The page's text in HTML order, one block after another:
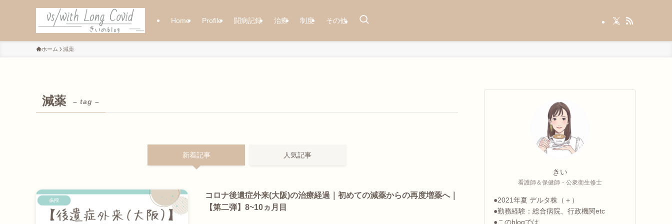
Home Profile 闘病記録 治療 制度 その他
ホーム 減薬
減薬 – tag –
新着記事 人気記事
コロナ後遺症外来(大阪)の治療経過｜初めての減薬からの再度増薬へ｜
【第二弾】8~10ヵ月目
きい
看護師＆保健師・公衆衛生修士
●2021年夏 デルタ株（＋）
●勤務経験：総合病院、行政機関etc
●このblogでは、